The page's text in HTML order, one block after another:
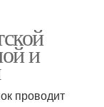
и
проводит